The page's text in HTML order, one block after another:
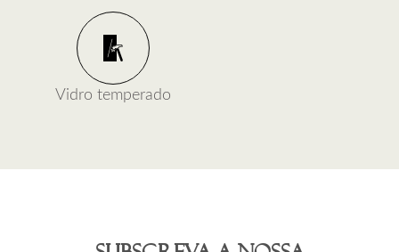
Vidro temperado